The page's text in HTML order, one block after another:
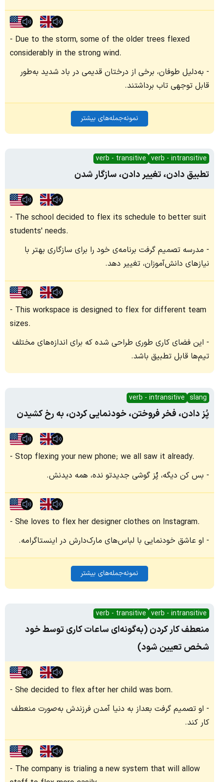
Due to the storm, some of the older trees flexed
considerably in the strong wind.
به‌دلیل طوفان، برخی از درختان قدیمی در باد شدید به‌طور
قابل توجهی تاب برداشتند.
نمونه‌جمله‌های بیشتر
verb - intransitive
verb - transitive
تطبیق دادن، تغییر دادن، سازگار شدن
The school decided to flex its schedule to better suit
students' needs.
مدرسه تصمیم گرفت برنامه‌ی خود را برای سازگاری بهتر با
نیازهای دانش‌آموزان، تغییر دهد.
This workspace is designed to flex for different team
sizes.
این فضای کاری طوری طراحی شده که برای اندازه‌های مختلف
تیم‌ها قابل تطبیق باشد.
slang
verb - intransitive
پُز دادن، فخر فروختن، خودنمایی کردن، به رخ کشیدن
Stop flexing your new phone; we all saw it already.
بس کن دیگه، پُز گوشی جدیدتو نده، همه دیدنش.
She loves to flex her designer clothes on Instagram.
او عاشق خودنمایی با لباس‌های مارک‌دارش در اینستاگرامه.
نمونه‌جمله‌های بیشتر
verb - intransitive
verb - transitive
منعطف کار کردن (به‌گونه‌ای ساعات کاری توسط خود
شخص تعیین شود)
She decided to flex after her child was born.
او تصمیم گرفت بعداز به دنیا آمدن فرزندش به‌صورت منعطف
کار کند.
The company is trialing a new system that will allow